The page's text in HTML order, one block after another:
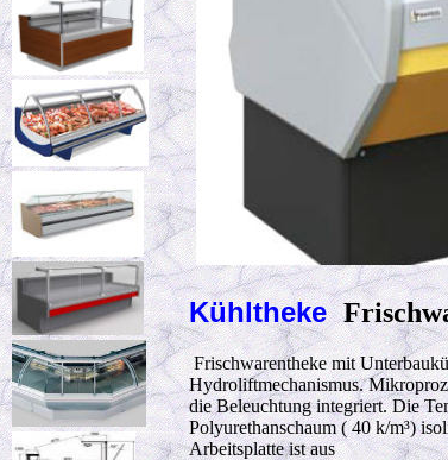
Kühltheke
Frischwarentheke mit
Hydroliftmechanismus.
die Beleuchtung integriert. Die
Polyurethanschaum ( 40 k/m³)
Arbeitsplatte ist aus